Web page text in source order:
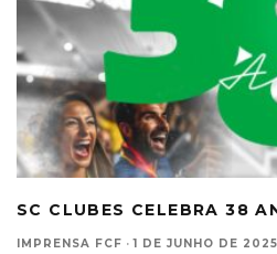
SC CLUBES CELEBRA 38
IMPRENSA FCF · 1 DE JUNHO DE 2025